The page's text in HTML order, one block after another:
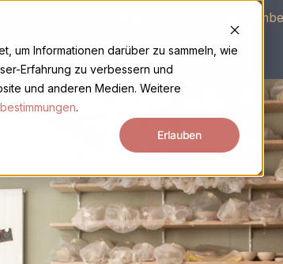
um Informationen darüber zu sammeln, wie
Erfahrung zu verbessern und
und anderen Medien. Weitere
.
Erlauben